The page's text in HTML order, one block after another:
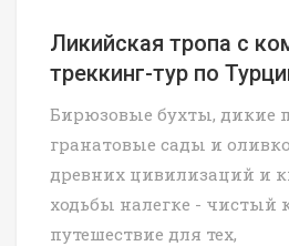
Ликийская тропа с
треккинг-тур по
Бирюзовые бухты, дикие
гранатовые сады и
древних цивилизаций и
ходьбы налегке - чистый
путешествие для тех,